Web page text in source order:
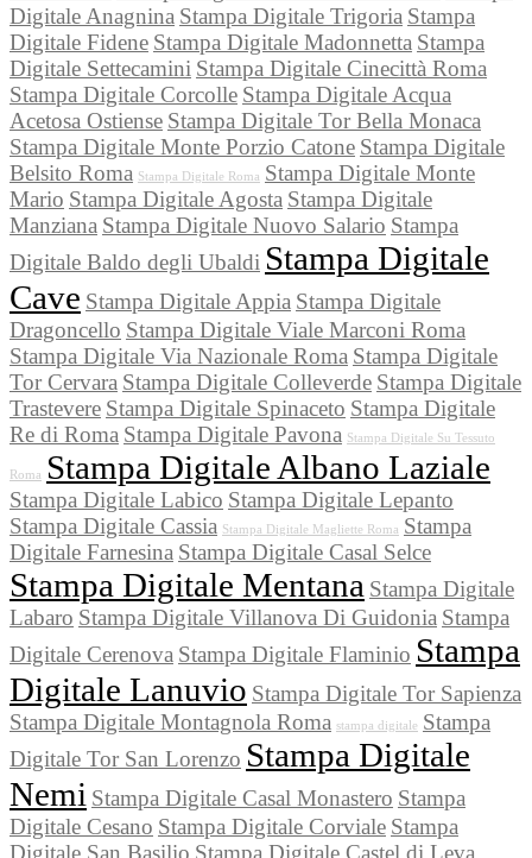
Digitale Anagnina Stampa Digitale Trigoria Stampa
Digitale Fidene Stampa Digitale Madonnetta Stampa
Digitale Settecamini Stampa Digitale Cinecittà Roma
Stampa Digitale Corcolle Stampa Digitale Acqua
Acetosa Ostiense Stampa Digitale Tor Bella Monaca
Stampa Digitale Monte Porzio Catone Stampa Digitale
Belsito Roma Stampa Digitale Roma Stampa Digitale Monte
Mario Stampa Digitale Agosta Stampa Digitale
Manziana Stampa Digitale Nuovo Salario Stampa
Digitale Baldo degli Ubaldi Stampa Digitale
Cave Stampa Digitale Appia Stampa Digitale
Dragoncello Stampa Digitale Viale Marconi Roma
Stampa Digitale Via Nazionale Roma Stampa Digitale
Tor Cervara Stampa Digitale Colleverde Stampa Digitale
Trastevere Stampa Digitale Spinaceto Stampa Digitale
Re di Roma Stampa Digitale Pavona Stampa Digitale Su Tessuto
Roma Stampa Digitale Albano Laziale
Stampa Digitale Labico Stampa Digitale Lepanto
Stampa Digitale Cassia Stampa Digitale Magliette Roma Stampa
Digitale Farnesina Stampa Digitale Casal Selce
Stampa Digitale Mentana Stampa Digitale
Labaro Stampa Digitale Villanova Di Guidonia Stampa
Digitale Cerenova Stampa Digitale Flaminio Stampa
Digitale Lanuvio Stampa Digitale Tor Sapienza
Stampa Digitale Montagnola Roma stampa digitale Stampa
Digitale Tor San Lorenzo Stampa Digitale
Nemi Stampa Digitale Casal Monastero Stampa
Digitale Cesano Stampa Digitale Corviale Stampa